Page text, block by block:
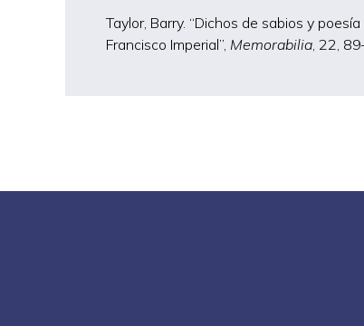
Taylor, Barry. “Dichos de sabios y
Francisco Imperial”, Memorabilia , 22, 89